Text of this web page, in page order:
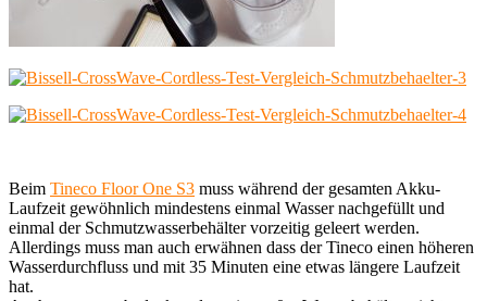
Beim Tineco Floor One S3 muss während der gesamten Akku-
Laufzeit gewöhnlich mindestens einmal Wasser nachgefüllt und
einmal der Schmutzwasserbehälter vorzeitig geleert werden.
Allerdings muss man auch erwähnen dass der Tineco einen höheren
Wasserdurchfluss und mit 35 Minuten eine etwas längere Laufzeit
hat.